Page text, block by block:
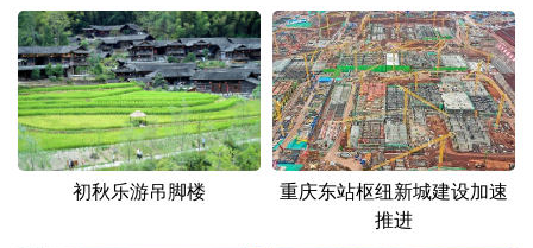
Deutsch Português
初秋乐游吊脚楼
重庆东站枢纽新城建设加速
推进